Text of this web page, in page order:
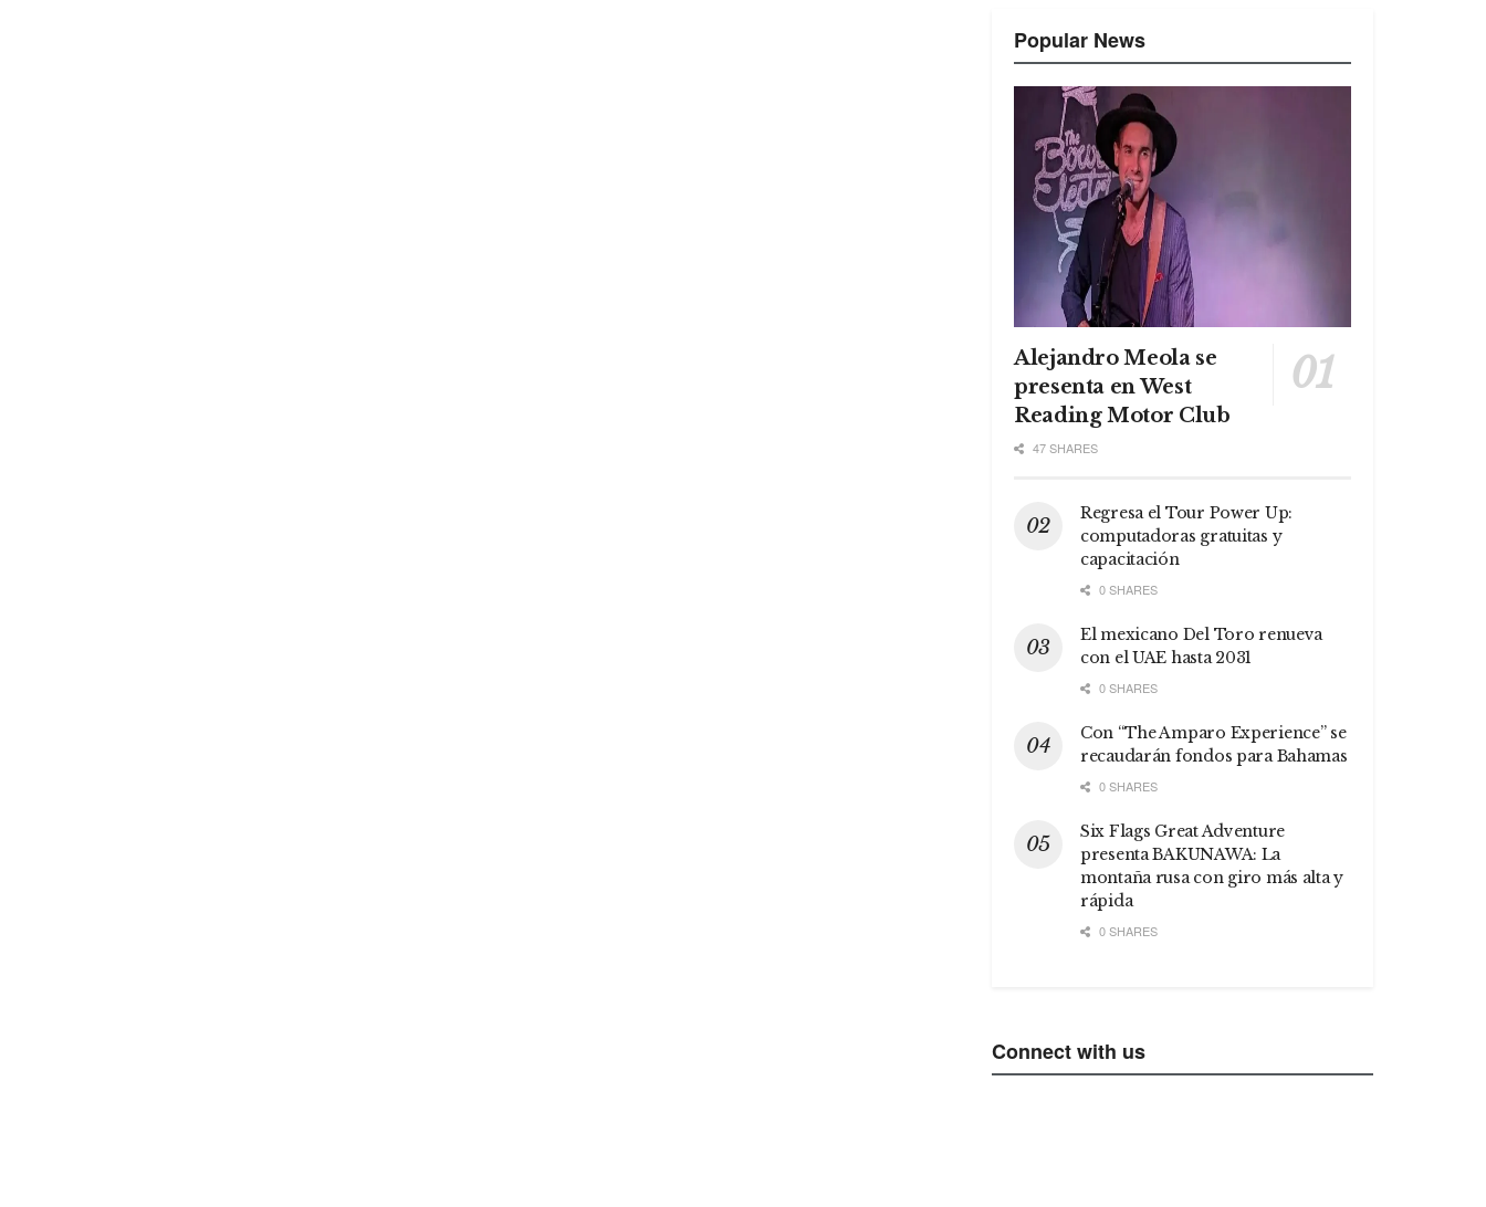
Popular News
Alejandro Meola se
presenta en West
Reading Motor Club
47 SHARES
Regresa el Tour Power Up:
computadoras gratuitas y
capacitación
0 SHARES
El mexicano Del Toro renueva
con el UAE hasta 2031
0 SHARES
Con “The Amparo Experience” se
recaudarán fondos para Bahamas
0 SHARES
Six Flags Great Adventure
presenta BAKUNAWA: La
montaña rusa con giro más alta y
rápida
0 SHARES
Connect with us